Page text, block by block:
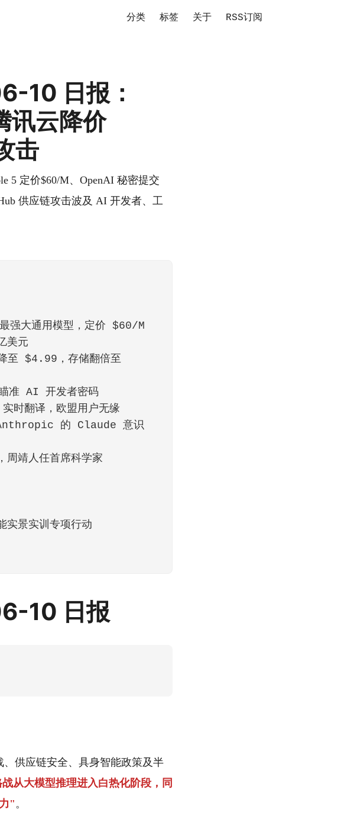
分类 标签 关于 RSS订阅
10 日报：
讯云降价
击
5 定价$60/M、OpenAI 秘密提交
供应链攻击波及 AI 开发者、工
大通用模型，定价 $60/M
美元
$4.99，存储翻倍至
准 AI 开发者密码
时翻译，欧盟用户无缘
的 Claude 意识
周靖人任首席科学家
实景实训专项行动
10 日报
供应链安全、具身智能政策及半
从大模型推理进入白热化阶段，同
"。